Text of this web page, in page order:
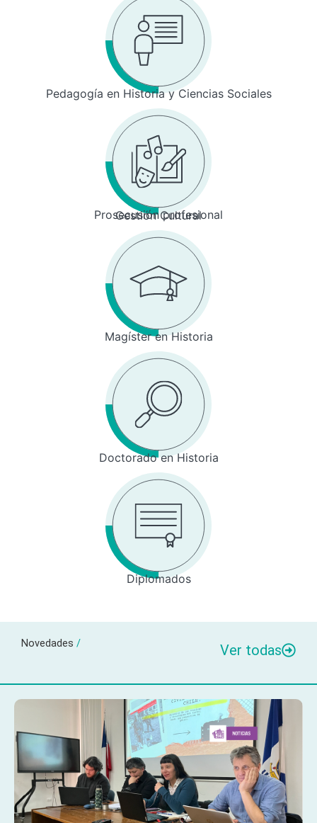
Pedagogía en Historia y Ciencias Sociales
Prosecusión profesional
Gestión Cultural
Magíster en Historia
Doctorado en Historia
Diplomados
Novedades / Ver todas